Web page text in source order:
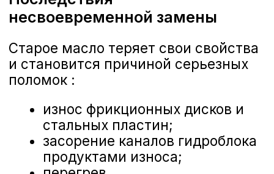
гидромеханических АКПП:
используется в RE5R05A,
JF613E и аналогичных коробках;
универсальная жидкость для
большинства моделей Nissan.
артикул: KE90899931R;
подходит для RE4F03A/B,
RE4F04A/B;
минеральная основа,
доступная цена.